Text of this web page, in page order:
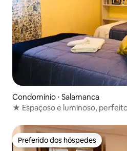
Condomínio ⋅ Salamanca
★ Espaçoso e luminoso,
Preferido dos hóspedes
Preferido dos hóspedes